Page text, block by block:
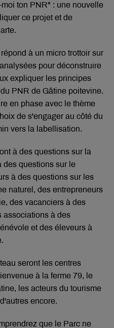
ton PNR" : une nouvelle
ce projet et de
à un micro trottoir sur
pour déconstruire
expliquer les principes
PNR de Gâtine poitevine.
en phase avec le thème
de s'engager au côté du
vers la labellisation.
à des questions sur la
des questions sur le
à des questions sur les
naturel, des entrepreneurs
des vacanciers à des
associations à des
et des éleveurs à
seront les centres
à la ferme 79, le
les acteurs du tourisme
encore.
que le Parc ne